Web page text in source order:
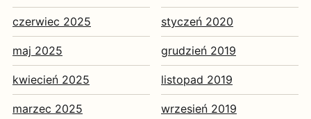
czerwiec 2025
maj 2025
kwiecień 2025
marzec 2025
styczeń 2020
grudzień 2019
listopad 2019
wrzesień 2019